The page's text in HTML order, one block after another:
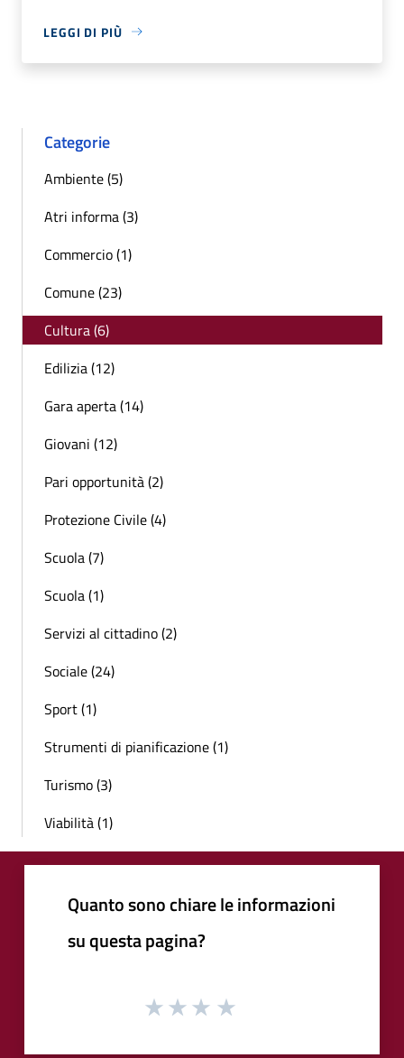
LEGGI DI PIÙ
Categorie
Ambiente (5)
Atri informa (3)
Commercio (1)
Comune (23)
Cultura (6)
Edilizia (12)
Gara aperta (14)
Giovani (12)
Pari opportunità (2)
Protezione Civile (4)
Scuola (7)
Scuola (1)
Servizi al cittadino (2)
Sociale (24)
Sport (1)
Strumenti di pianificazione (1)
Turismo (3)
Viabilità (1)
Quanto sono chiare le informazioni
su questa pagina?